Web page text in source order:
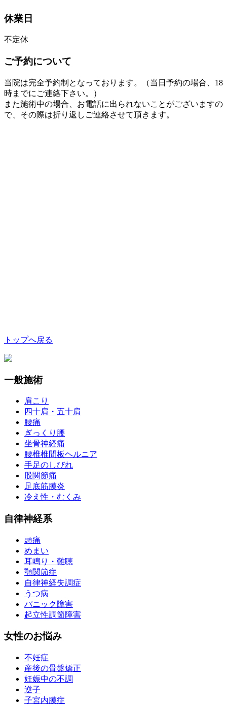
休業日
不定休
ご予約について
当院は完全予約制となっております。（当日予約の場合、18
時までにご連絡下さい。）
また施術中の場合、お電話に出られないことがございますの
で、その際は折り返しご連絡させて頂きます。
トップへ戻る
一般施術
肩こり
四十肩・五十肩
腰痛
ぎっくり腰
坐骨神経痛
腰椎椎間板ヘルニア
手足のしびれ
股関節痛
足底筋膜炎
冷え性・むくみ
自律神経系
頭痛
めまい
耳鳴り・難聴
顎関節症
自律神経失調症
うつ病
パニック障害
起立性調節障害
女性のお悩み
不妊症
産後の骨盤矯正
妊娠中の不調
逆子
子宮内膜症